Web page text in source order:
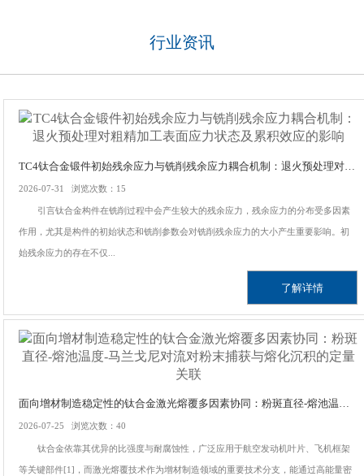
行业资讯
TC4钛合金锻件初始残余应力与铣削残余应力耦合机制：退火预处理对粗精加工表面应力状态及累积效应的影响
2026-07-31 浏览次数：15
引言钛合金构件在铣削过程中会产生较大的残余应力，残余应力的分布受多因素
作用，尤其是构件的初始状态和铣削参数会对铣削残余应力的大小产生重要影响。初
始残余应力的存在不仅...
了解详情
面向增材制造稳定性的钛合金激光熔覆多因素协同：粉斑直径-熔池温度-马兰戈尼对流对粉末捕获与熔化沉积的定量关联
2026-07-25 浏览次数：40
钛合金依靠其优异的比强度与耐腐蚀性，广泛应用于航空发动机叶片、飞机框架
等关键部件[1]，而激光熔覆技术作为增材制造领域的重要技术分支，能通过高能量密